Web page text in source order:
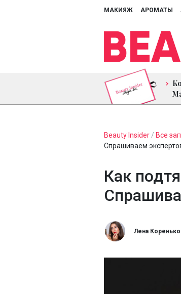
МАКИЯЖ АРОМАТЫ
Beauty Insider / Все
Спрашиваем
Как
Лена